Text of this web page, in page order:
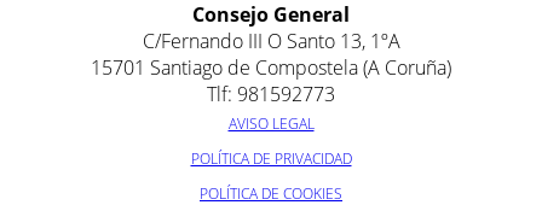
Consejo General
C/Fernando III O Santo 13, 1ºA
15701 Santiago de Compostela (A Coruña)
Tlf: 981592773
AVISO LEGAL
POLÍTICA DE PRIVACIDAD
POLÍTICA DE COOKIES